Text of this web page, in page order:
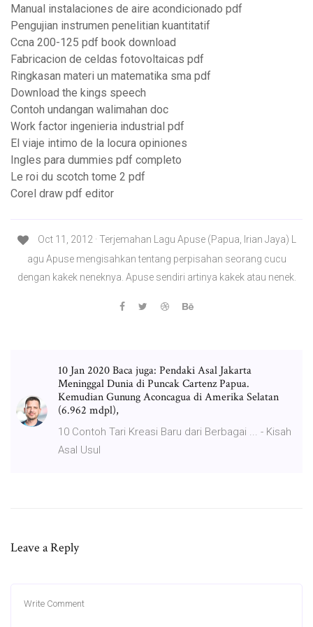
Manual instalaciones de aire acondicionado pdf
Pengujian instrumen penelitian kuantitatif
Ccna 200-125 pdf book download
Fabricacion de celdas fotovoltaicas pdf
Ringkasan materi un matematika sma pdf
Download the kings speech
Contoh undangan walimahan doc
Work factor ingenieria industrial pdf
El viaje intimo de la locura opiniones
Ingles para dummies pdf completo
Le roi du scotch tome 2 pdf
Corel draw pdf editor
Oct 11, 2012 · Terjemahan Lagu Apuse (Papua, Irian Jaya) L
agu Apuse mengisahkan tentang perpisahan seorang cucu
dengan kakek neneknya. Apuse sendiri artinya kakek atau nenek.
10 Jan 2020 Baca juga: Pendaki Asal Jakarta
Meninggal Dunia di Puncak Cartenz Papua.
Kemudian Gunung Aconcagua di Amerika Selatan
(6.962 mdpl),
10 Contoh Tari Kreasi Baru dari Berbagai ... - Kisah
Asal Usul
Leave a Reply